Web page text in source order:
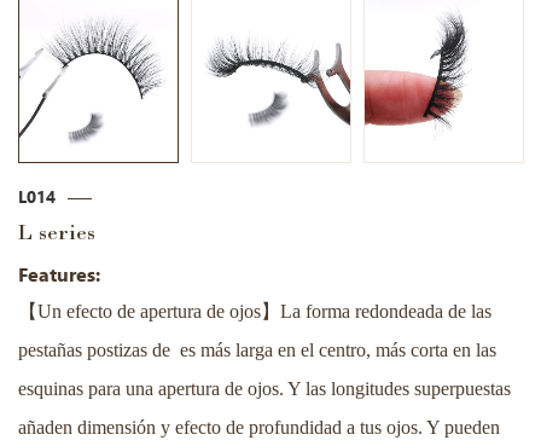
L014
L series
Features:
【Un efecto de apertura de ojos】 La forma redondeada de las
pestañas postizas de es más larga en el centro, más corta en las
esquinas para una apertura de ojos. Y las longitudes superpuestas
añaden dimensión y efecto de profundidad a tus ojos. Y pueden